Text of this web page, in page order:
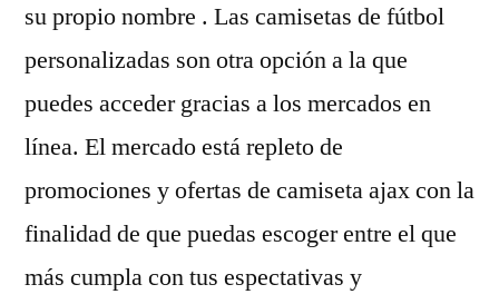
su propio nombre . Las camisetas de fútbol
personalizadas son otra opción a la que
puedes acceder gracias a los mercados en
línea. El mercado está repleto de
promociones y ofertas de camiseta ajax con la
finalidad de que puedas escoger entre el que
más cumpla con tus espectativas y